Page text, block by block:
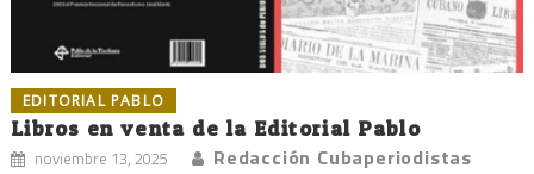
EDITORIAL PABLO
Libros en venta de la Editorial Pablo
noviembre 13, 2025 Redacción Cubaperiodistas